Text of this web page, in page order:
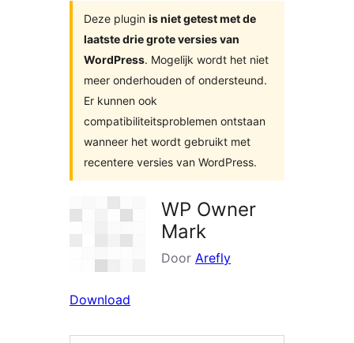
Deze plugin is niet getest met de
laatste drie grote versies van
WordPress. Mogelijk wordt het niet
meer onderhouden of ondersteund.
Er kunnen ook
compatibiliteitsproblemen ontstaan
wanneer het wordt gebruikt met
recentere versies van WordPress.
WP Owner
Mark
Door Arefly
Download